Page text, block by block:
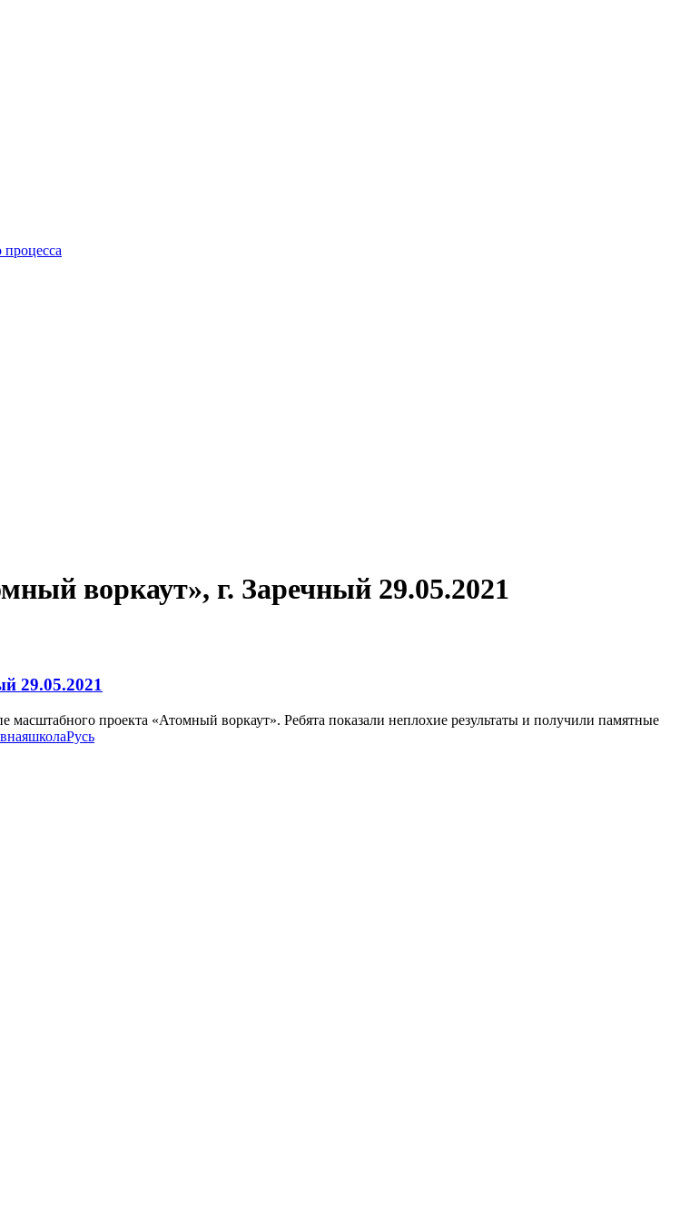
процесса
воркаут», г. Заречный 29.05.2021
29.05.2021
проекта «Атомный воркаут». Ребята показали неплохие результаты и получили памятные